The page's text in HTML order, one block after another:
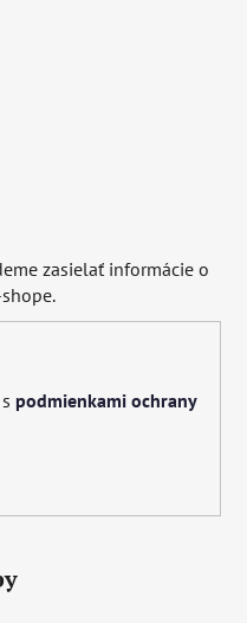
zasielať informácie o
podmienkami ochrany